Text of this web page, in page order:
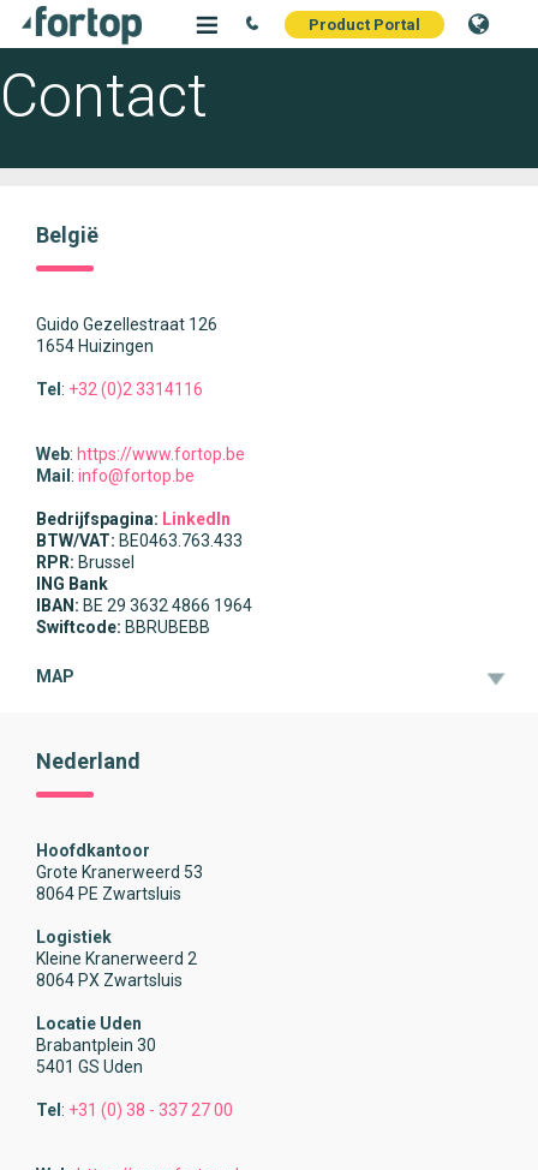
Product Portal
Contact
België
Guido Gezellestraat 126
1654 Huizingen
Tel : +32 (0)2 3314116
Web: https://www.fortop.be
Mail : info@fortop.be
Bedrijfspagina: LinkedIn
BTW/VAT: BE0463.763.433
RPR: Brussel
ING Bank
IBAN: BE 29 3632 4866 1964
Swiftcode: BBRUBEBB
MAP
Nederland
Hoofdkantoor
Grote Kranerweerd 53
8064 PE Zwartsluis
Logistiek
Kleine Kranerweerd 2
8064 PX Zwartsluis
Locatie Uden
Brabantplein 30
5401 GS Uden
Tel : +31 (0) 38 - 337 27 00